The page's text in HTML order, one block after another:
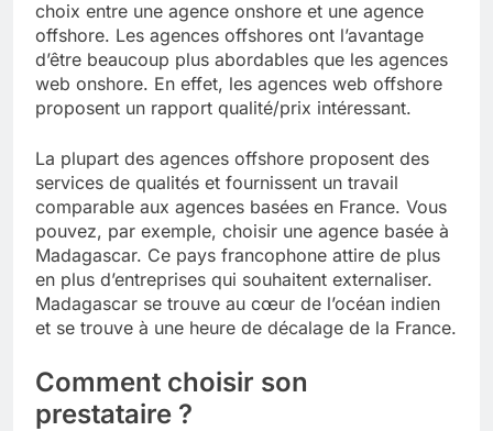
choix entre une agence onshore et une agence
offshore. Les agences offshores ont l’avantage
d’être beaucoup plus abordables que les agences
web onshore. En effet, les agences web offshore
proposent un rapport qualité/prix intéressant.
La plupart des agences offshore proposent des
services de qualités et fournissent un travail
comparable aux agences basées en France. Vous
pouvez, par exemple, choisir une agence basée à
Madagascar. Ce pays francophone attire de plus
en plus d’entreprises qui souhaitent externaliser.
Madagascar se trouve au cœur de l’océan indien
et se trouve à une heure de décalage de la France.
Comment choisir son
prestataire ?